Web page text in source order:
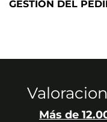
GESTIÓN DEL
Más de